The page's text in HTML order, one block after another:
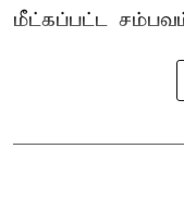
மீட்கப்பட்ட